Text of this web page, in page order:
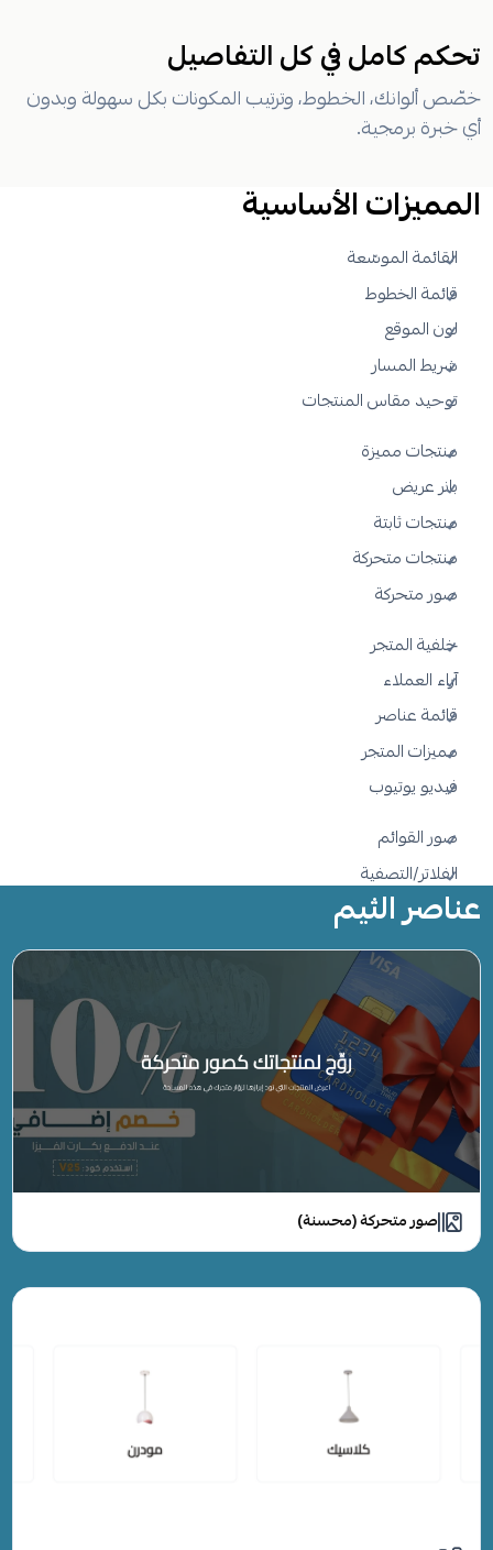
تحكم كامل في كل التفاصيل
خصّص ألوانك، الخطوط، وترتيب المكونات بكل سهولة وبدون
أي خبرة برمجية.
المميزات الأساسية
القائمة الموسّعة
قائمة الخطوط
لون الموقع
شريط المسار
توحيد مقاس المنتجات
منتجات مميزة
بانر عريض
منتجات ثابتة
منتجات متحركة
صور متحركة
خلفية المتجر
آراء العملاء
قائمة عناصر
مميزات المتجر
فيديو يوتيوب
صور القوائم
الفلاتر/التصفية
عناصر الثيم
صور متحركة (محسنة)